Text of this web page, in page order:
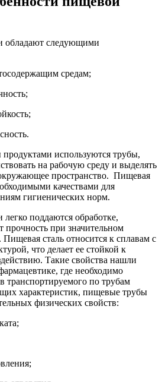
обладают следующими
средам;
используются трубы,
на рабочую среду и выделять
пространство. Пищевая
качествами для
гигиенических норм.
поддаются обработке,
прочность при значительном
сталь относится к сплавам с
что делает ее стойкой к
Такие свойства нашли
где необходимо
транспортируемого по трубам
характеристик, пищевые трубы
физических свойств: